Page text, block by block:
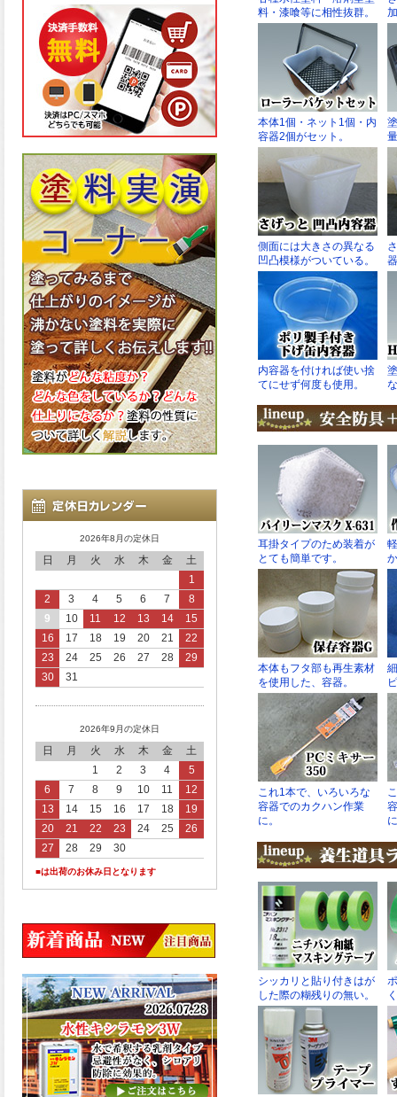
2026年8月の定休日
日 月 火 水 木 金
土
1
2
3 4 5 6 7
8
9
10 11 12 13 14
15
16
17 18 19 20 21
22
23
24 25 26 27 28
29
30
31
2026年9月の定休日
日 月 火 水 木 金
土
1
2 3 4
5
6
7 8 9 10 11
12
13
14 15 16 17 18
19
20
21 22 23 24 25
26
27
28 29 30
■は出荷のお休み日となります